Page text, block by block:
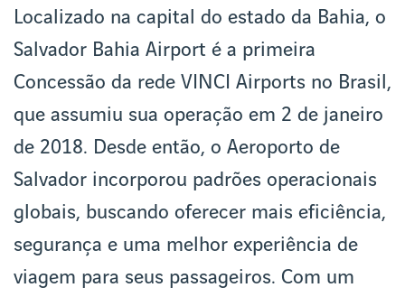
Localizado na capital do estado da Bahia, o
Salvador Bahia Airport é a primeira
Concessão da rede VINCI Airports no Brasil,
que assumiu sua operação em 2 de janeiro
de 2018. Desde então, o Aeroporto de
Salvador incorporou padrões operacionais
globais, buscando oferecer mais eficiência,
segurança e uma melhor experiência de
viagem para seus passageiros. Com um